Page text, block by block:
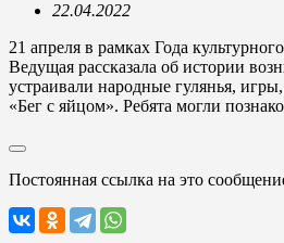
22.04.2022
21 апреля в рамках Года
Ведущая рассказала об истории
устраивали народные гулянья,
«Бег с яйцом». Ребята могли
Постоянная ссылка на это